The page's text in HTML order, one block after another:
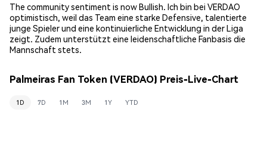
The community sentiment is now Bullish. Ich bin bei VERDAO
optimistisch, weil das Team eine starke Defensive, talentierte
junge Spieler und eine kontinuierliche Entwicklung in der Liga
zeigt. Zudem unterstützt eine leidenschaftliche Fanbasis die
Mannschaft stets.
Palmeiras Fan Token (VERDAO) Preis-Live-Chart
1D 7D 1M 3M 1Y YTD